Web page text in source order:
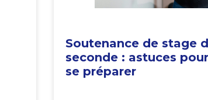
Soutenance de stage
seconde : astuces
se préparer